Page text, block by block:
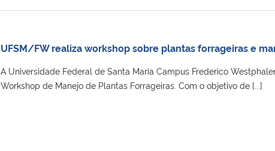
UFSM/FW realiza workshop sobre plantas forrageiras e
A Universidade Federal de Santa Maria Campus Frederico
Workshop de Manejo de Plantas Forrageiras. Com o objetivo de [...]